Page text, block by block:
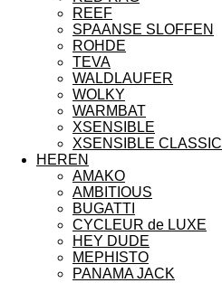
REEF
SPAANSE SLOFFEN
ROHDE
TEVA
WALDLAUFER
WOLKY
WARMBAT
XSENSIBLE
XSENSIBLE CLASSIC
HEREN
AMAKO
AMBITIOUS
BUGATTI
CYCLEUR de LUXE
HEY DUDE
MEPHISTO
PANAMA JACK